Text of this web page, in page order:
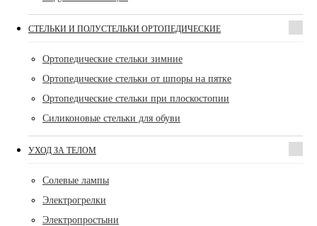
СТЕЛЬКИ И ПОЛУСТЕЛЬКИ ОРТОПЕДИЧЕСКИЕ
Ортопедические стельки зимние
Ортопедические стельки от шпоры на пятке
Ортопедические стельки при плоскостопии
Силиконовые стельки для обуви
УХОД ЗА ТЕЛОМ
Солевые лампы
Электрогрелки
Электропростыни